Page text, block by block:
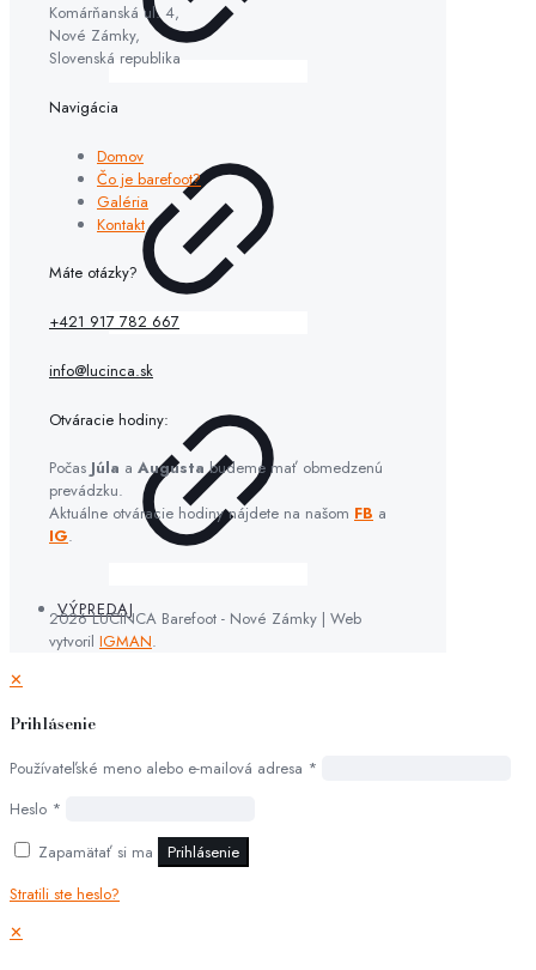
VÝPREDAJ
Komárňanská ul. 4,
Nové Zámky,
Slovenská republika
Navigácia
Domov
Čo je barefoot?
Galéria
Kontakt
Máte otázky?
+421 917 782 667
info@lucinca.sk
Otváracie hodiny:
Počas Júla a Augustabudeme mať obmedzenú
prevádzku.
Aktuálne otváracie hodiny nájdete na našom FB a
IG.
2026 LUCINCA Barefoot - Nové Zámky | Web
vytvoril IGMAN.
✕
Prihlásenie
Používateľské meno alebo e-mailová adresa *
Heslo *
Zapamätať si ma
Prihlásenie
Stratili ste heslo?
✕